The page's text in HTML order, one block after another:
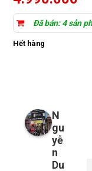
dựa trên
đánh giá
Đã bán: 4 sản
Hết hàng
N
gu
yễ
n
Du